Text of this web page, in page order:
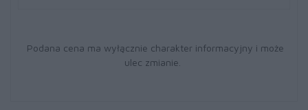
Podana cena ma wyłącznie charakter informacyjny i może
ulec zmianie.